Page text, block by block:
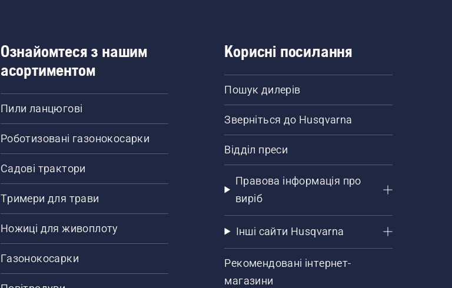
Ознайомтеся з нашим
асортиментом
Пили ланцюгові
Роботизовані газонокосарки
Садові трактори
Тримери для трави
Ножиці для живоплоту
Газонокосарки
Корисні посилання
Пошук дилерів
Зверніться до Husqvarna
Відділ преси
Правова інформація про
виріб
Інші сайти Husqvarna
Рекомендовані інтернет-
магазини